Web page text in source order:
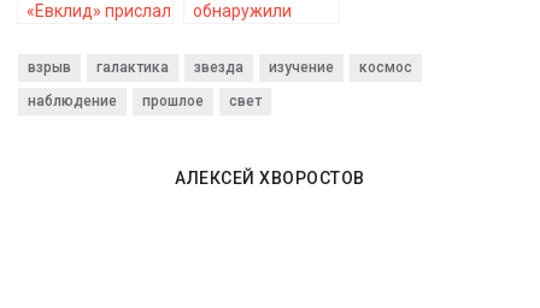
«Евклид» прислал
вселенная»
обнаружили
весом, которая
кажется слишком
звезды-хозяина
взрыв галактика звезда изучение
космос
наблюдение
прошлое свет
АЛЕКСЕЙ ХВОРОСТОВ